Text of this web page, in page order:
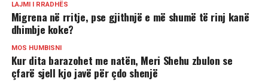
LAJMI I RRADHËS
Migrena në rritje, pse gjithnjë e më shumë të rinj kanë
dhimbje koke?
MOS HUMBISNI
Kur dita barazohet me natën, Meri Shehu zbulon se
çfarë sjell kjo javë për çdo shenjë